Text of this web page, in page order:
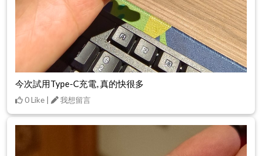
今次試用Type-C充電, 真的快很多
0 Like | 我想留言